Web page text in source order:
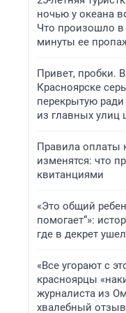
ночью у океана
Что произошло
минуты ее
Привет, пробки. В
Красноярске
перекрытую
из главных улиц
Правила оплаты
изменятся: что
квитанциями
«Это общий
помогает“»:
где в декрет
«Все угорают с
красноярцы
журналиста из
хвалебный